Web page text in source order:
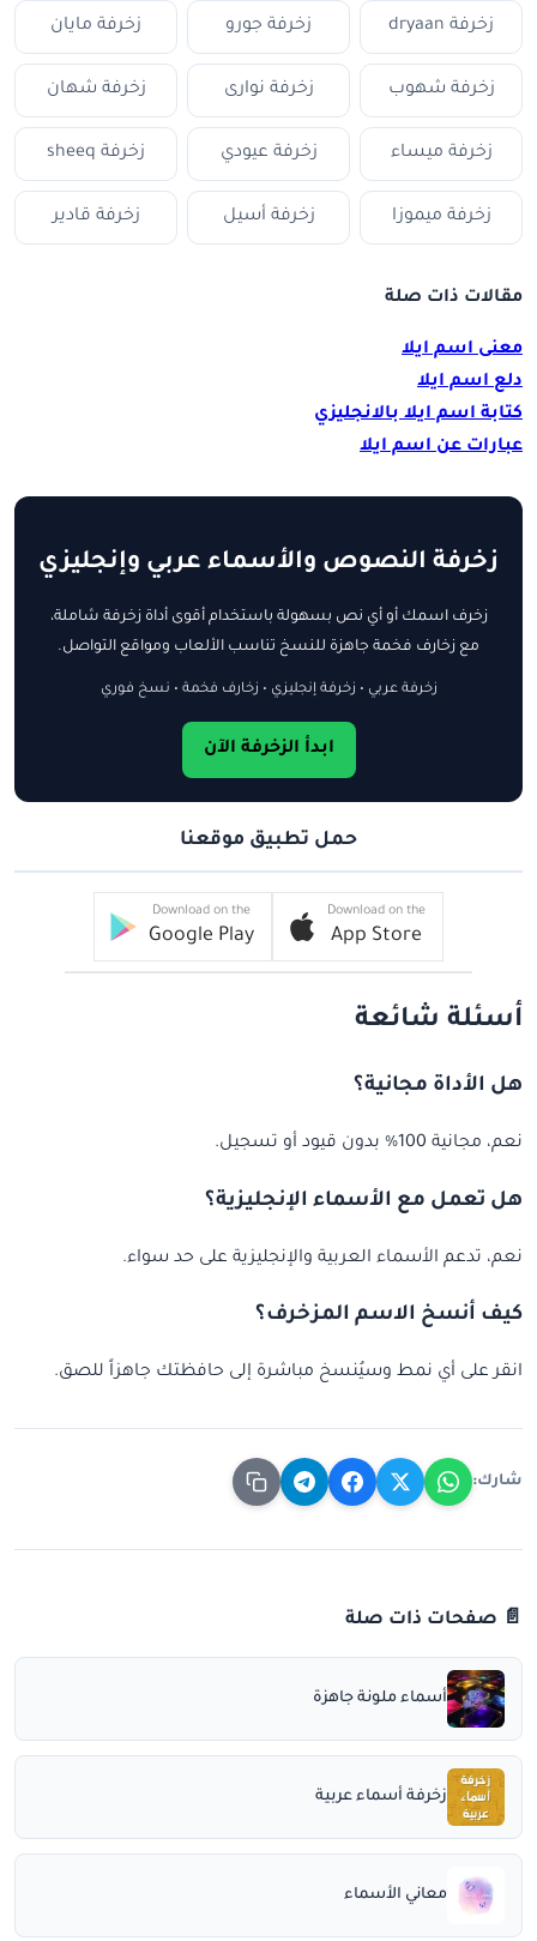
زخرفة dryaan زخرفة جورو زخرفة مايان
زخرفة شهوب زخرفة نوارى زخرفة شهان
زخرفة ميساء زخرفة عيودي زخرفة sheeq
زخرفة ميموزا زخرفة أسيل زخرفة قادير
مقالات ذات صلة
معنى اسم ايلا
دلع اسم ايلا
كتابة اسم ايلا بالانجليزي
عبارات عن اسم ايلا
زخرفة النصوص والأسماء عربي وإنجليزي
زخرف اسمك أو أي نص بسهولة باستخدام أقوى أداة زخرفة شاملة،
مع زخارف فخمة جاهزة للنسخ تناسب الألعاب ومواقع التواصل.
زخرفة عربي • زخرفة إنجليزي • زخارف فخمة • نسخ فوري
ابدأ الزخرفة الآن
حمل تطبيق موقعنا
Download on the
App Store
Download on the
Google Play
أسئلة شائعة
هل الأداة مجانية؟
نعم، مجانية 100% بدون قيود أو تسجيل.
هل تعمل مع الأسماء الإنجليزية؟
نعم، تدعم الأسماء العربية والإنجليزية على حد سواء.
كيف أنسخ الاسم المزخرف؟
انقر على أي نمط وسيُنسخ مباشرة إلى حافظتك جاهزاً للصق.
شارك:
📄 صفحات ذات صلة
أسماء ملونة جاهزة
زخرفة أسماء عربية
معاني الأسماء